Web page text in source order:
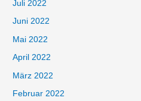
Juli 2022
Juni 2022
Mai 2022
April 2022
März 2022
Februar 2022